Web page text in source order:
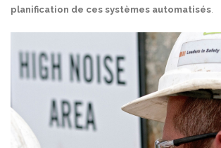
planification de ces systèmes automatisés